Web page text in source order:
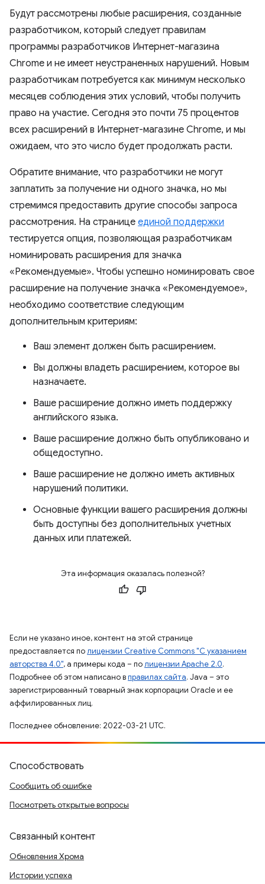
Будут рассмотрены любые расширения, созданные
разработчиком, который следует правилам
программы разработчиков Интернет-магазина
Chrome и не имеет неустраненных нарушений. Новым
разработчикам потребуется как минимум несколько
месяцев соблюдения этих условий, чтобы получить
право на участие. Сегодня это почти 75 процентов
всех расширений в Интернет-магазине Chrome, и мы
ожидаем, что это число будет продолжать расти.
Обратите внимание, что разработчики не могут
заплатить за получение ни одного значка, но мы
стремимся предоставить другие способы запроса
рассмотрения. На странице единой поддержки
тестируется опция, позволяющая разработчикам
номинировать расширения для значка
«Рекомендуемые». Чтобы успешно номинировать свое
расширение на получение значка «Рекомендуемое»,
необходимо соответствие следующим
дополнительным критериям:
Ваш элемент должен быть расширением.
Вы должны владеть расширением, которое вы
назначаете.
Ваше расширение должно иметь поддержку
английского языка.
Ваше расширение должно быть опубликовано и
общедоступно.
Ваше расширение не должно иметь активных
нарушений политики.
Основные функции вашего расширения должны
быть доступны без дополнительных учетных
данных или платежей.
Эта информация оказалась полезной?
Если не указано иное, контент на этой странице
предоставляется полицензии Creative Commons "С указанием
авторства 4.0", а примеры кода – полицензии Apache 2.0.
Подробнее об этом написано вправилах сайта. Java – это
зарегистрированный товарный знак корпорации Oracle и ее
аффилированных лиц.
Последнее обновление: 2022-03-21 UTC.
Способствовать
Сообщить об ошибке
Посмотреть открытые вопросы
Связанный контент
Обновления Хрома
Истории успеха